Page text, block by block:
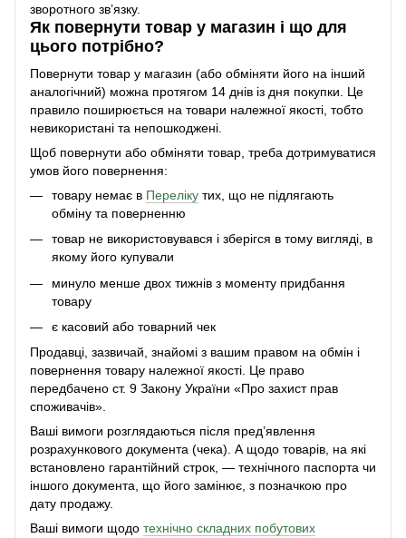
зворотного зв’язку.
Як повернути товар у магазин і що для
цього потрібно?
Повернути товар у магазин (або обміняти його на інший
аналогічний) можна протягом 14 днів із дня покупки. Це
правило поширюється на товари належної якості, тобто
невикористані та непошкоджені.
Щоб повернути або обміняти товар, треба дотримуватися
умов його повернення:
товару немає в Переліку тих, що не підлягають
обміну та поверненню
товар не використовувався і зберігся в тому вигляді, в
якому його купували
минуло менше двох тижнів з моменту придбання
товару
є касовий або товарний чек
Продавці, зазвичай, знайомі з вашим правом на обмін і
повернення товару належної якості. Це право
передбачено ст. 9 Закону України «Про захист прав
споживачів».
Ваші вимоги розглядаються після пред’явлення
розрахункового документа (чека). А щодо товарів, на які
встановлено гарантійний строк, — технічного паспорта чи
іншого документа, що його замінює, з позначкою про
дату продажу.
Ваші вимоги щодо технічно складних побутових